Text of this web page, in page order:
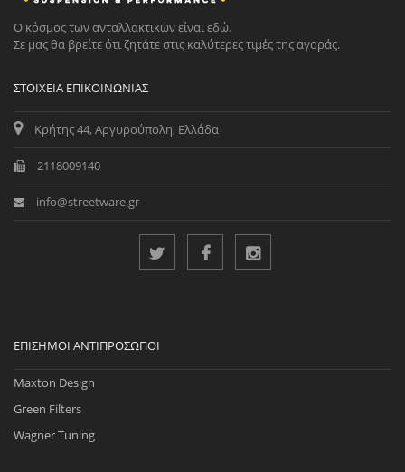
Ο κόσμος των ανταλλακτικών είναι εδώ.
Σε μας θα βρείτε ότι ζητάτε στις καλύτερες τιμές της αγοράς.
ΣΤΟΙΧΕΊΑ ΕΠΙΚΟΙΝΩΝΊΑΣ
Κρήτης 44, Αργυρούπολη, Ελλάδα
2118009140
info@streetware.gr
ΕΠΊΣΗΜΟΙ ΑΝΤΙΠΡΌΣΩΠΟΙ
Maxton Design
Green Filters
Wagner Tuning